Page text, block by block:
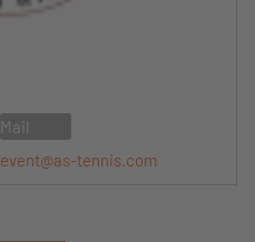
Mail
event@as-tennis.com